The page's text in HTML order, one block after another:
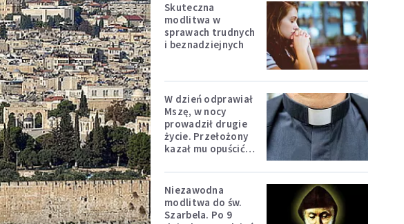
Skuteczna
modlitwa w
sprawach trudnych
i beznadziejnych
W dzień odprawiał
Mszę, w nocy
prowadził drugie
życie. Przełożony
kazał mu opuścić
Niezawodna
modlitwa do św.
Szarbela. Po 9